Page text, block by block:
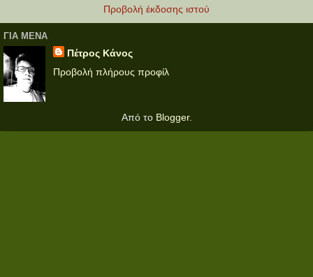
Προβολή έκδοσης ιστού
ΓΙΑ ΜΕΝΑ
Πέτρος Κάνος
Προβολή πλήρους προφίλ
Από το Blogger.